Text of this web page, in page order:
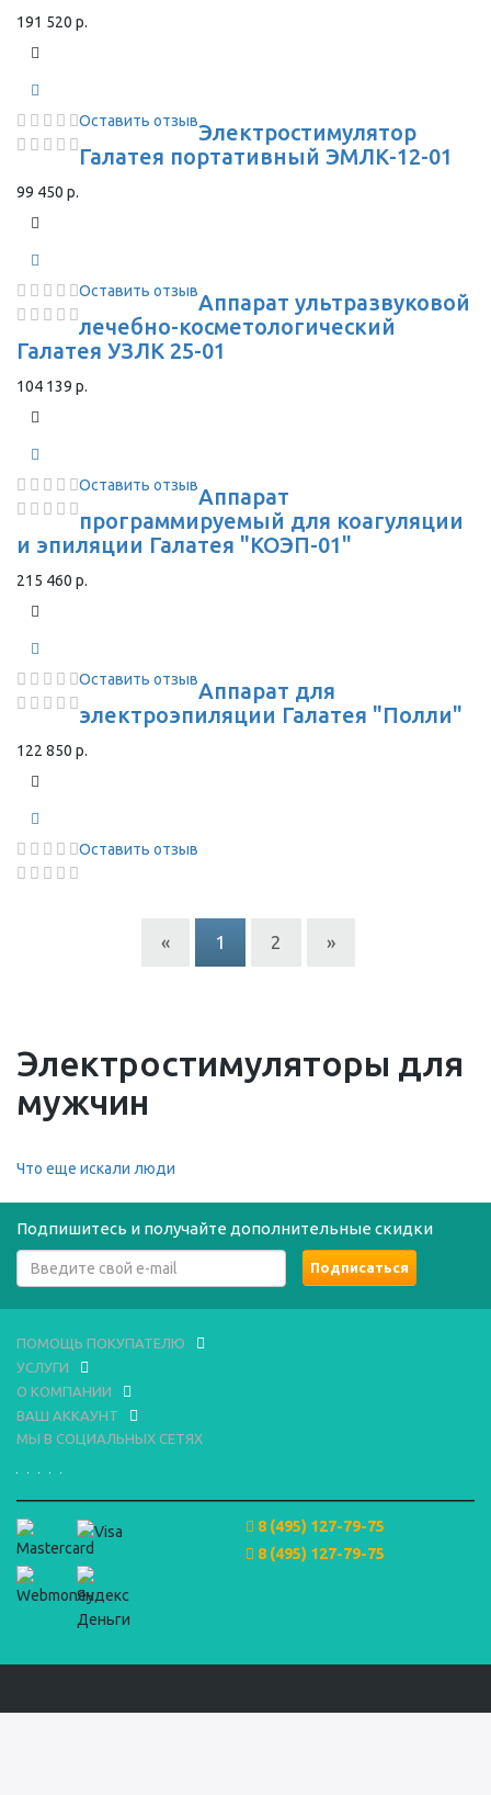
191 520 р.
Оставить отзывЭлектростимулятор
Галатея портативный ЭМЛК-12-01
99 450 р.
Оставить отзывАппарат ультразвуковой
лечебно-косметологический
Галатея УЗЛК 25-01
104 139 р.
Оставить отзывАппарат
программируемый для коагуляции
и эпиляции Галатея "КОЭП-01"
215 460 р.
Оставить отзывАппарат для
электроэпиляции Галатея "Полли"
122 850 р.
Оставить отзыв
« 1 2 »
Электростимуляторы для
мужчин
Что еще искали люди
Подпишитесь и получайте дополнительные скидки
ПОМОЩЬ ПОКУПАТЕЛЮ
УСЛУГИ
О КОМПАНИИ
ВАШ АККАУНТ
МЫ В СОЦИАЛЬНЫХ СЕТЯХ
8 (495) 127-79-75
8 (495) 127-79-75